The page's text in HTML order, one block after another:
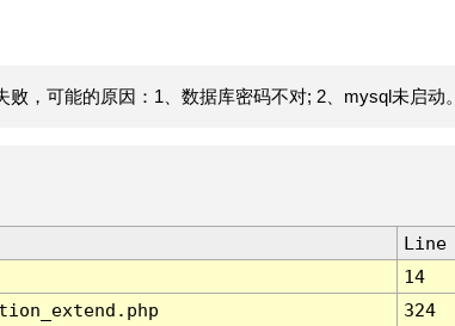
，可能的原因：1、数据库密码不对; 2、mysql未启动。
Line
14
324